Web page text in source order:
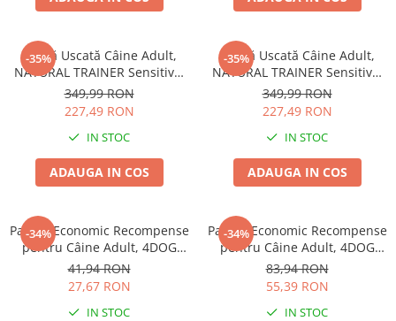
-35%
Hrană Uscată Câine Adult,
NATURAL TRAINER Sensitive,
Fără Gluten, Talie
Medie/Mare, Iepure, 12kg
349,99 RON
227,49 RON
IN STOC
ADAUGA IN COS
-35%
Hrană Uscată Câine Adult,
NATURAL TRAINER Sensitive,
Fără Gluten, Talie
Medie/Mare, Miel, 12kg
349,99 RON
227,49 RON
IN STOC
ADAUGA IN COS
-34%
Pachet Economic Recompense
pentru Câine Adult, 4DOG
GOODIES Trainer, Miel și
Orez, 6x150g
41,94 RON
27,67 RON
IN STOC
-34%
Pachet Economic Recompense
pentru Câine Adult, 4DOG
GOODIES Classic, Jerky
Tenders Pui, 6x100g
83,94 RON
55,39 RON
IN STOC